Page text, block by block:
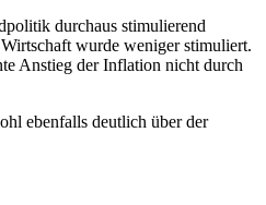
durchaus stimulierend
wurde weniger stimuliert.
Anstieg der Inflation nicht durch
ebenfalls deutlich über der